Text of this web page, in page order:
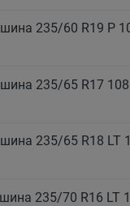
235/60 R19 P
235/65 R17
235/65 R18 LT
235/70 R16 LT